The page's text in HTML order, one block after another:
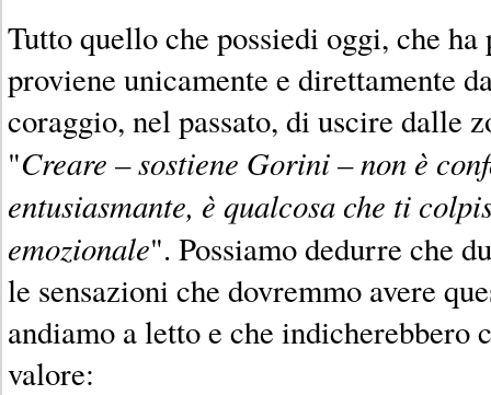
Tutto quello che possiedi oggi, che
proviene unicamente e direttamente
coraggio, nel passato, di uscire dalle
"Creare – sostiene Gorini – non è
entusiasmante, è qualcosa che ti
emozionale". Possiamo dedurre che
le sensazioni che dovremmo avere
andiamo a letto e che indicherebbero
valore: